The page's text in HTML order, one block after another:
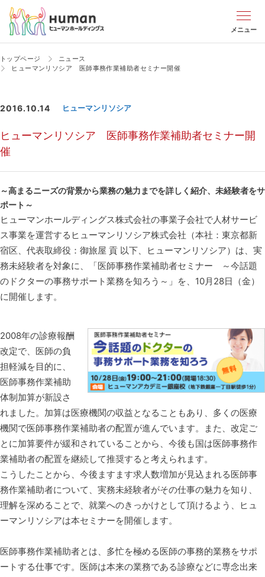
メニュー
トップページ
ニュース
ヒューマンリソシア 医師事務作業補助者セミナー開催
2016.10.14 ヒューマンリソシア
ヒューマンリソシア 医師事務作業補助者セミナー開
催
～高まるニーズの背景から業務の魅力までを詳しく紹介、未経験者をサ
ポート～
ヒューマンホールディングス株式会社の事業子会社で人材サービ
ス事業を運営するヒューマンリソシア株式会社（本社：東京都新
宿区、代表取締役：御旅屋 貢 以下、ヒューマンリソシア）は、実
務未経験者を対象に、「医師事務作業補助者セミナー ～今話題
のドクターの事務サポート業務を知ろう～」を、10月28日（金）
に開催します。
2008年の診療報酬
改定で、医師の負
担軽減を目的に、
医師事務作業補助
体制加算が新設さ
れました。加算は医療機関の収益となることもあり、多くの医療
機関で医師事務作業補助者の配置が進んでいます。また、改定ご
とに加算要件が緩和されていることから、今後も国は医師事務作
業補助者の配置を継続して推奨すると考えられます。
こうしたことから、今後ますます求人数増加が見込まれる医師事
務作業補助者について、実務未経験者がその仕事の魅力を知り、
理解を深めることで、就業へのきっかけとして頂けるよう、ヒュ
ーマンリソシアは本セミナーを開催します。
医師事務作業補助者とは、多忙を極める医師の事務的業務をサポ
ートする仕事です。医師は本来の業務である診療などに専念出来